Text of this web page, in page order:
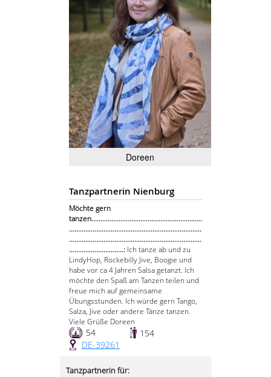
Doreen
Tanzpartnerin Nienburg
Möchte gern
tanzen.............................................................
.........................................................................
.........................................................................
..............................: Ich tanze ab und zu
LindyHop, Rockebilly Jive, Boogie und
habe vor ca 4 Jahren Salsa getanzt. Ich
möchte den Spaß am Tanzen teilen und
freue mich auf gemeinsame
Übungsstunden. Ich würde gern Tango,
Salza, Jive oder andere Tänze tanzen.
Viele Grüße Doreen
54
154
DE-39261
Tanzpartnerin für: